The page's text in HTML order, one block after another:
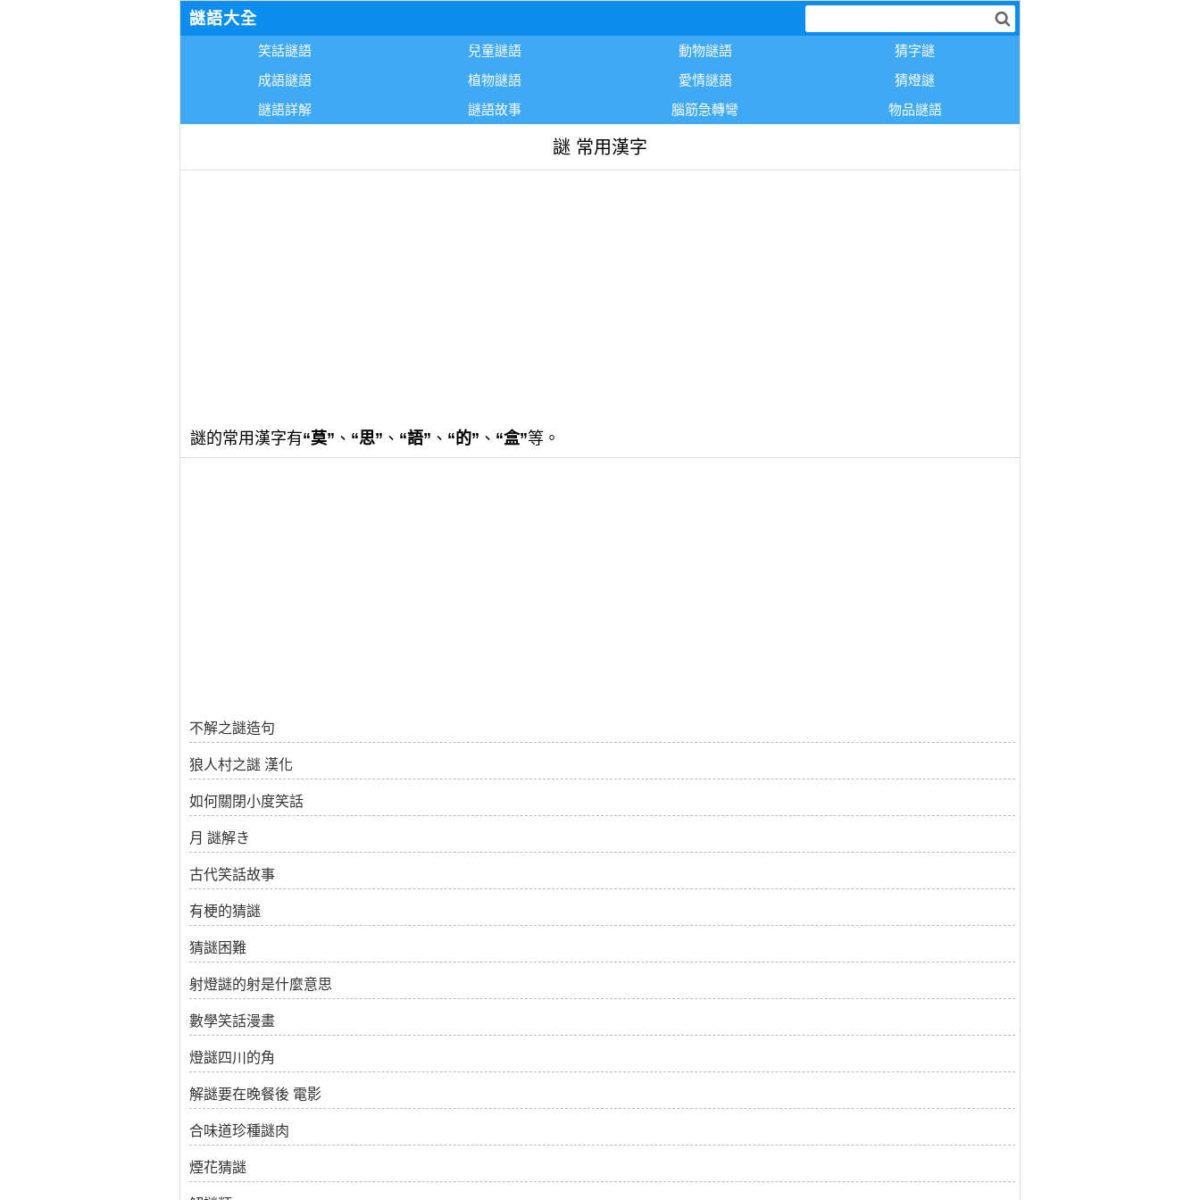
謎語大全
笑話謎語 兒童謎語 動物謎語
猜字謎
成語謎語
植物謎語 愛情謎語
猜燈謎
謎語詳解
謎語故事 腦筋急轉彎 物品謎語
謎 常用漢字
謎的常用漢字有“莫” 、 “思” 、 “語” 、 “的” 、 “盒”等。
不解之謎造句
狼人村之謎 漢化
如何關閉小度笑話
月 謎解き
古代笑話故事
有梗的猜謎
猜謎困難
射燈謎的射是什麼意思
數學笑話漫畫
燈謎四川的角
解謎要在晚餐後 電影
合味道珍種謎肉
煙花猜謎